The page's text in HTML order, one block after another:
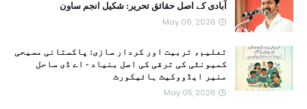
آبادی کے اصل حقائق تحریر: شکیل انجم ساون
May 06, 2026
تعلیم، تربیت اور کردار سازی: پاکستانی مسیحی
کمیونٹی کی ترقی کی اصل بنیاد - اے ڈی ساحل
منیر ایڈووکیٹ ہائیکورٹ
May 05, 2026